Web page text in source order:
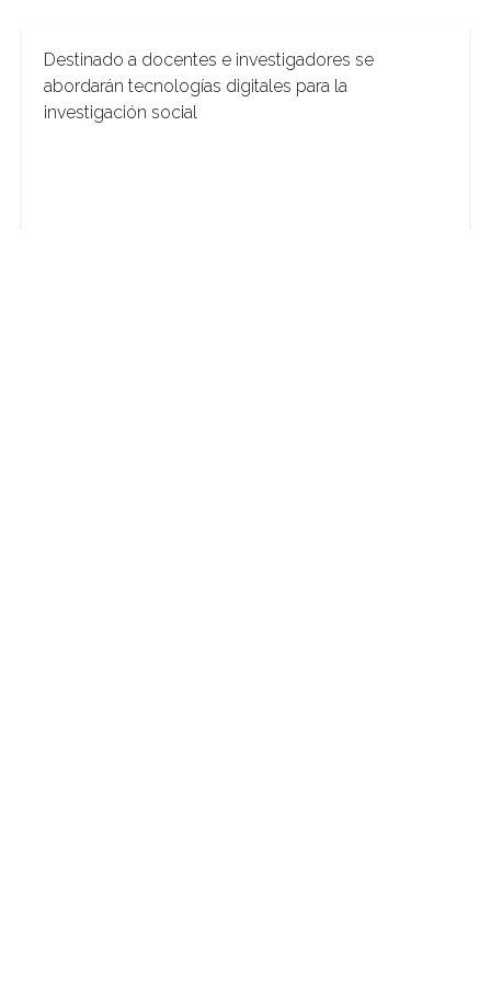
Destinado a docentes e investigadores se
abordarán tecnologías digitales para la
investigación social